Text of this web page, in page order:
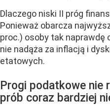
Dlaczego niski II próg
Ponieważ obarcza
proc.) osoby tak naprawdę
nie nadąża za inflacją i
etatowych.
Progi podatkowe nie
prób coraz bardziej